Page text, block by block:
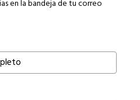
en la bandeja de tu correo